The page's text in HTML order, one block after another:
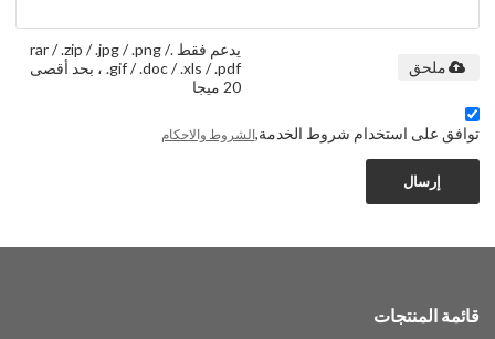
يدعم فقط .rar / .zip / .jpg / .png /
.gif / .doc / .xls / .pdf ، بحد أقصى
20 ميجا
ملحق
توافق على استخدام شروط الخدمة,الشروط والاحكام
إرسال
قائمة المنتجات